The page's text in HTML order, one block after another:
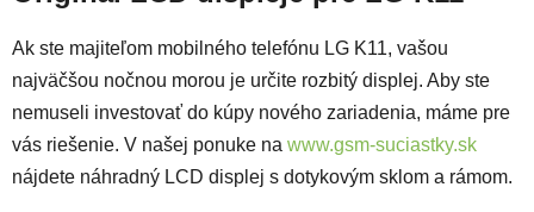
Ak ste majiteľom mobilného telefónu LG K11, vašou
najväčšou nočnou morou je určite rozbitý displej. Aby ste
nemuseli investovať do kúpy nového zariadenia, máme pre
vás riešenie. V našej ponuke na www.gsm-suciastky.sk
nájdete náhradný LCD displej s dotykovým sklom a rámom.